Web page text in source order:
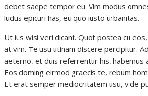
debet saepe tempor eu. Vim modus
ludus epicuri has, eu quo iusto urbanitas.
Ut ius wisi veri dicant. Quot postea cu
at vim. Te usu utinam discere percipitur.
aeterno, et duis referrentur his, habemus
Eos doming eirmod graecis te, rebum
Et erat semper mediocritatem usu, vide